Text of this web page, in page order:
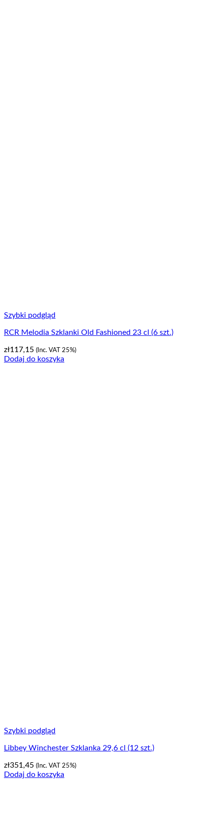
Szybki podgląd
RCR Melodia Szklanki Old Fashioned 23 cl (6 szt.)
zł117,15 (Inc. VAT 25%)
Dodaj do koszyka
Szybki podgląd
Libbey Winchester Szklanka 29,6 cl (12 szt.)
zł351,45 (Inc. VAT 25%)
Dodaj do koszyka